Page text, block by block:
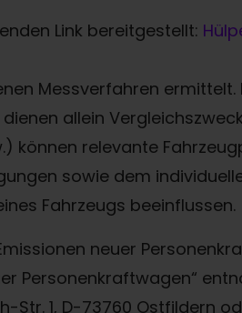
Link bereitgestellt:
Messverfahren ermittelt.
allein
relevante
sowie dem
Fahrzeugs beeinflussen.
neuer
Personenkraftwagen“
Str. 1, D-73760 Ostfildern
Termin online